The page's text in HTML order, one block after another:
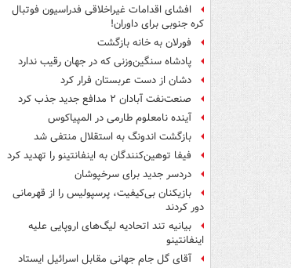
افشای اقدامات غیراخلاقی فدراسیون فوتبال
کره جنوبی برای داوران!
فورلان به خانه بازگشت
پادشاه سنگین‌وزنی که در جهان رقیب ندارد
دشان از دست عربستان فرار کرد
صنعت‌نفت آبادان ۲ مدافع جدید جذب کرد
آینده نامعلوم طارمی در المپیاکوس
بازگشت اندونگ به استقلال منتفی شد
فیفا توهین‌کنندگان به اینفانتینو را تهدید کرد
دردسر جدید برای سرخپوشان
بازیکنان بی‌کیفیت، پرسپولیس را از قهرمانی
دور کردند
بیانیه تند اتحادیه لیگ‌های اروپایی علیه
اینفانتینو
آقای گل جام جهانی مقابل اسرائیل ایستاد